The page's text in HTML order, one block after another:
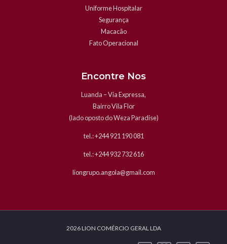
Uniforme Hospitalar
Segurança
Macacão
Fato Operacional
Encontre Nos
Luanda – Via Expressa,
Bairro Vila Flor
(lado oposto do Weza Paradise)
tel.: +244 921 190 081
tel.: +244 932 732 616
liongrupo.angola@gmail.com
2026 LION COMÉRCIO GERAL LDA